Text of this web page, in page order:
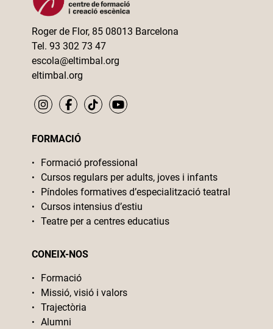
Roger de Flor, 85 08013 Barcelona
Tel. 93 302 73 47
escola@eltimbal.org
eltimbal.org
FORMACIÓ
Formació professional
Cursos regulars per adults, joves i infants
Píndoles formatives d’especialització teatral
Cursos intensius d’estiu
Teatre per a centres educatius
CONEIX-NOS
Formació
Missió, visió i valors
Trajectòria
Alumni